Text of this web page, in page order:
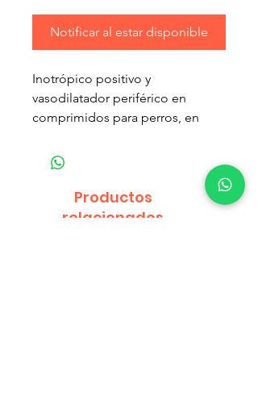
Notificar al estar disponible
Inotrópico positivo y
vasodilatador periférico en
comprimidos para perros, en
No se deben tomar nunca por
Productos
relacionados